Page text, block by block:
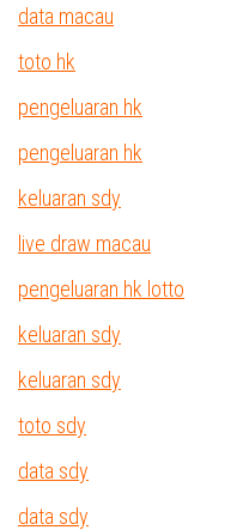
data macau
toto hk
pengeluaran hk
pengeluaran hk
keluaran sdy
live draw macau
pengeluaran hk lotto
keluaran sdy
keluaran sdy
toto sdy
data sdy
data sdy